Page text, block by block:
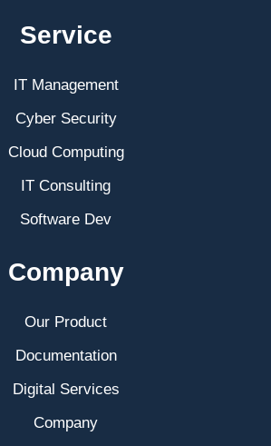
Service
IT Management
Cyber Security
Cloud Computing
IT Consulting
Software Dev
Company
Our Product
Documentation
Digital Services
Company